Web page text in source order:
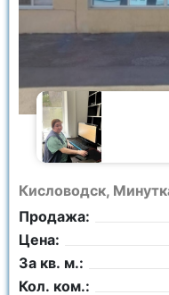
Комнаты:
Кисловодск,
Продажа:
Цена:
За кв. м.:
Кол. ком.: